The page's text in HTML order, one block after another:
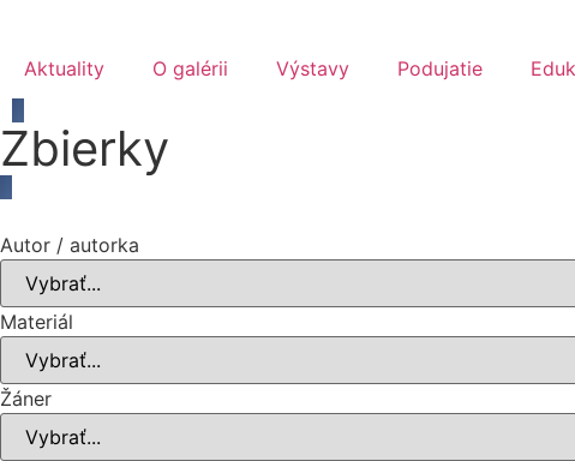
Aktuality O galérii Výstavy Podujatie
Zbierky
Autor / autorka
Materiál
Žáner